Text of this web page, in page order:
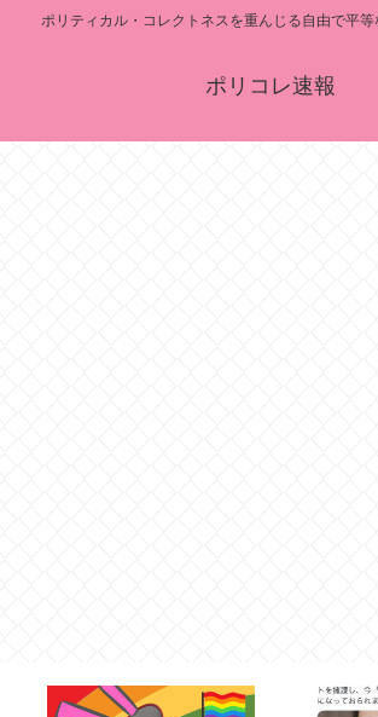
ポリティカル・コレクトネスを重んじる自由で平等
ポリコレ速報